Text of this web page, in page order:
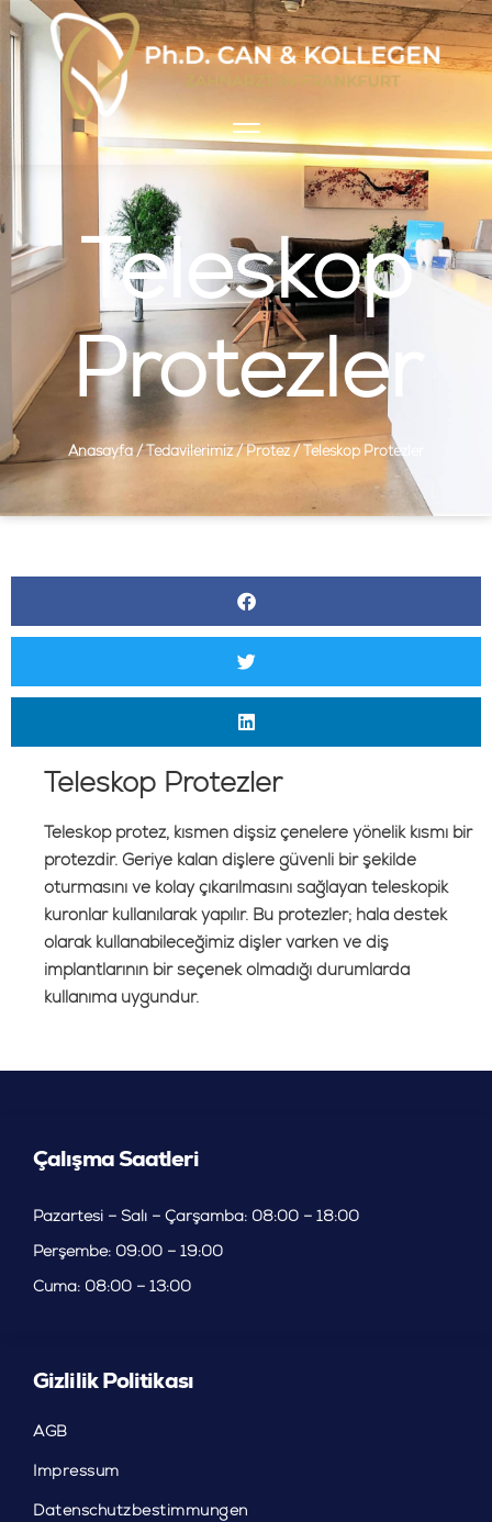
Teleskop
Protezler
Anasayfa/Tedavilerimiz/Protez/Teleskop Protezler
Teleskop Protezler
Teleskop protez, kısmen dişsiz çenelere yönelik kısmı bir
protezdir. Geriye kalan dişlere güvenli bir şekilde
oturmasını ve kolay çıkarılmasını sağlayan teleskopik
kuronlar kullanılarak yapılır. Bu protezler; hala destek
olarak kullanabileceğimiz dişler varken ve diş
implantlarının bir seçenek olmadığı durumlarda
kullanıma uygundur.
Gizlilik Politikası
AGB
Impressum
Datenschutzbestimmungen
Çalışma Saatleri
Pazartesi – Salı – Çarşamba: 08:00 – 18:00
Perşembe: 09:00 – 19:00
Cuma: 08:00 – 13:00